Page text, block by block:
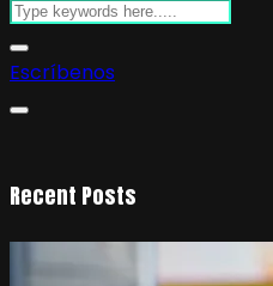
Escríbenos
Recent Posts